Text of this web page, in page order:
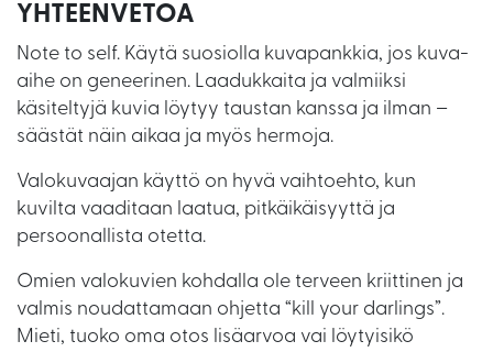
YHTEENVETOA
Note to self. Käytä suosiolla kuvapankkia, jos kuva-
aihe on geneerinen. Laadukkaita ja valmiiksi
käsiteltyjä kuvia löytyy taustan kanssa ja ilman –
säästät näin aikaa ja myös hermoja.
Valokuvaajan käyttö on hyvä vaihtoehto, kun
kuvilta vaaditaan laatua, pitkäikäisyyttä ja
persoonallista otetta.
Omien valokuvien kohdalla ole terveen kriittinen ja
valmis noudattamaan ohjetta “kill your darlings”.
Mieti, tuoko oma otos lisäarvoa vai löytyisikö